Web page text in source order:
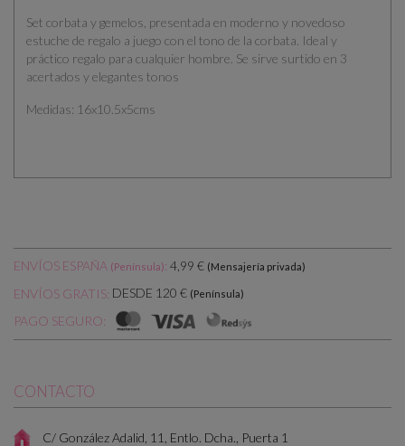
Set corbata y gemelos, presentada en moderno y novedoso
estuche de regalo a juego con el tono de la corbata. Ideal y
práctico regalo para cualquier hombre. Se sirve surtido en 3
acertados y elegantes tonos
Medidas: 16x10.5x5cms
ENVÍOS ESPAÑA (Península): 4,99 € (Mensajería privada)
ENVÍOS GRATIS: DESDE 120 € (Península)
PAGO SEGURO:
CONTACTO
C/ González Adalid, 11, Entlo. Dcha., Puerta 1